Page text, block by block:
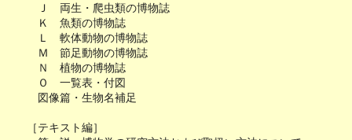
Ｊ 両生・爬虫類の博物誌
Ｋ 魚類の博物誌
Ｌ 軟体動物の博物誌
Ｍ 節足動物の博物誌
Ｎ 植物の博物誌
Ｏ 一覧表・付図
図像篇・生物名補足
［テキスト編］